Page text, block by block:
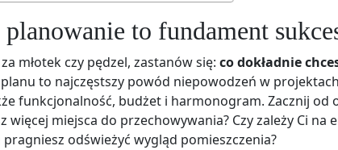
to fundament
młotek czy pędzel, zastanów się: co dokładnie
planu to najczęstszy powód niepowodzeń w
funkcjonalność, budżet i harmonogram. Zacznij od
więcej miejsca do przechowywania? Czy zależy Ci na
odświeżyć wygląd pomieszczenia?